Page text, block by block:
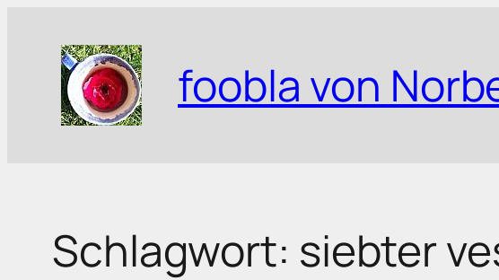
springen
foobla von
Schlagwort: siebter